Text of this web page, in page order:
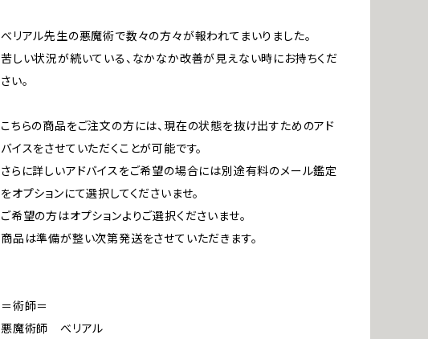
べリアル先生の悪魔術で数々の方々が報われてまいりました。
苦しい状況が続いている、なかなか改善が見えない時にお持ちくだ
さい。
こちらの商品をご注文の方には、現在の状態を抜け出すためのアド
バイスをさせていただくことが可能です。
さらに詳しいアドバイスをご希望の場合には別途有料のメール鑑定
をオプションにて選択してくださいませ。
ご希望の方はオプションよりご選択くださいませ。
商品は準備が整い次第発送をさせていただきます。
＝術師＝
悪魔術師 べリアル